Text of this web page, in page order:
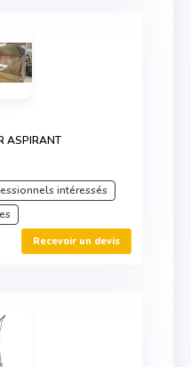
ASPIRANT
intéressés
Recevoir un devis